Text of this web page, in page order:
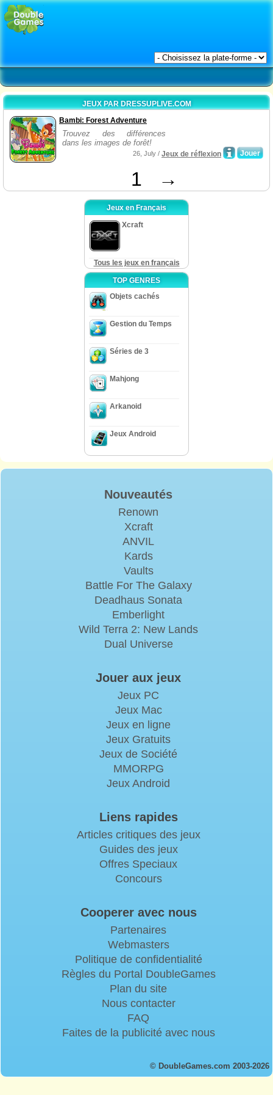
JEUX PAR DRESSUPLIVE.COM
Bambi: Forest Adventure
Trouvez des différences
dans les images de forêt!
Jouer
26, July / Jeux de réflexion
1 →
Jeux en Français
Xcraft
Tous les jeux en français
TOP GENRES
Objets cachés
Gestion du Temps
Séries de 3
Mahjong
Arkanoid
Jeux Android
Nouveautés
Renown
Xcraft
ANVIL
Kards
Vaults
Battle For The Galaxy
Deadhaus Sonata
Emberlight
Wild Terra 2: New Lands
Dual Universe
Jouer aux jeux
Jeux PC
Jeux Mac
Jeux en ligne
Jeux Gratuits
Jeux de Société
MMORPG
Jeux Android
Liens rapides
Articles critiques des jeux
Guides des jeux
Offres Speciaux
Concours
Cooperer avec nous
Partenaires
Webmasters
Politique de confidentialité
Règles du Portal DoubleGames
Plan du site
Nous contacter
FAQ
Faites de la publicité avec nous
© DoubleGames.com 2003-2026